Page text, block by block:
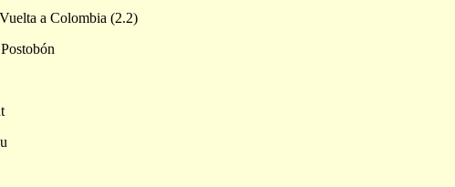
a Colombia (2.2)